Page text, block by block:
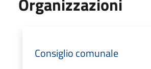
Consiglio comunale